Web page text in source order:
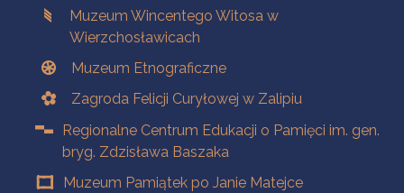
Muzeum Wincentego Witosa w
Wierzchosławicach
Muzeum Etnograficzne
Zagroda Felicji Curyłowej w Zalipiu
Regionalne Centrum Edukacji o Pamięci im. gen.
bryg. Zdzisława Baszaka
Muzeum Pamiątek po Janie Matejce